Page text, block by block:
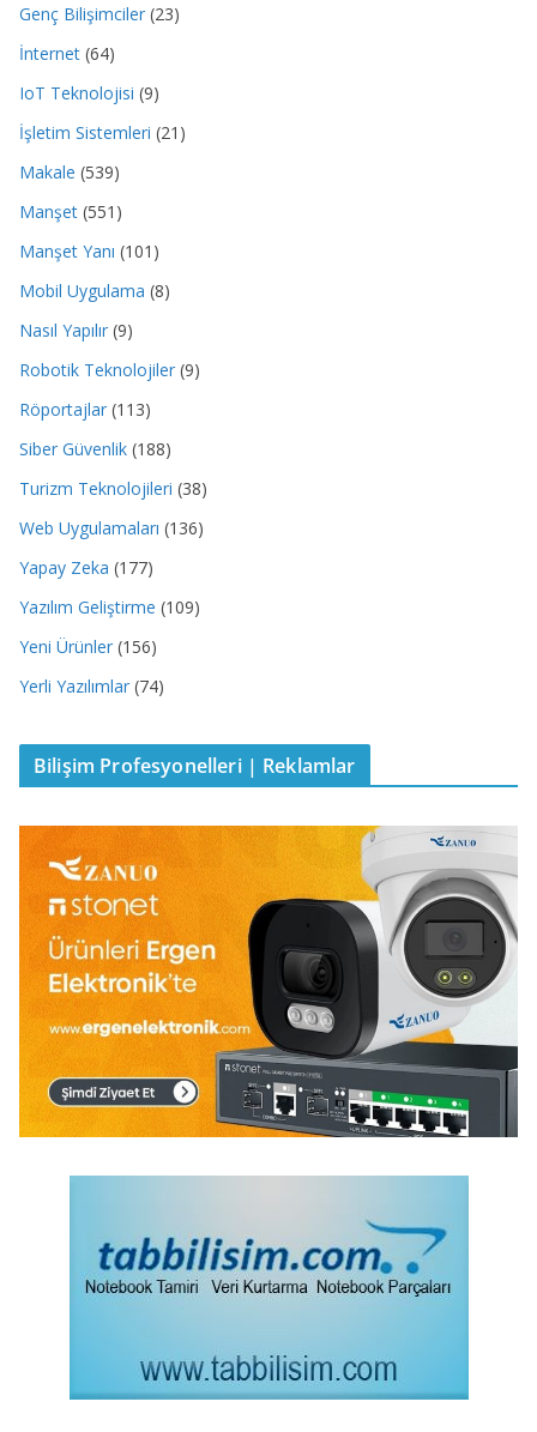
Genç Bilişimciler (23)
İnternet (64)
IoT Teknolojisi (9)
İşletim Sistemleri (21)
Makale (539)
Manşet (551)
Manşet Yanı (101)
Mobil Uygulama (8)
Nasıl Yapılır (9)
Robotik Teknolojiler (9)
Röportajlar (113)
Siber Güvenlik (188)
Turizm Teknolojileri (38)
Web Uygulamaları (136)
Yapay Zeka (177)
Yazılım Geliştirme (109)
Yeni Ürünler (156)
Yerli Yazılımlar (74)
Bilişim Profesyonelleri | Reklamlar